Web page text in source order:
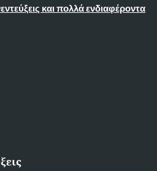
και πολλά ενδιαφέροντα